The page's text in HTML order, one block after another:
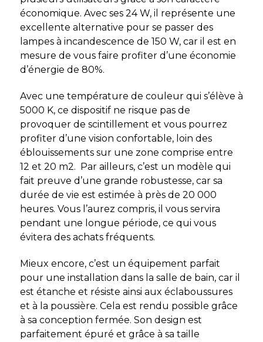
économique. Avec ses 24 W, il représente une
excellente alternative pour se passer des
lampes à incandescence de 150 W, car il est en
mesure de vous faire profiter d’une économie
d’énergie de 80%.
Avec une température de couleur qui s’élève à
5000 K, ce dispositif ne risque pas de
provoquer de scintillement et vous pourrez
profiter d’une vision confortable, loin des
éblouissements sur une zone comprise entre
12 et 20 m2. Par ailleurs, c’est un modèle qui
fait preuve d’une grande robustesse, car sa
durée de vie est estimée à près de 20 000
heures. Vous l’aurez compris, il vous servira
pendant une longue période, ce qui vous
évitera des achats fréquents.
Mieux encore, c’est un équipement parfait
pour une installation dans la salle de bain, car il
est étanche et résiste ainsi aux éclaboussures
et à la poussière. Cela est rendu possible grâce
à sa conception fermée. Son design est
parfaitement épuré et grâce à sa taille